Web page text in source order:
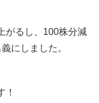
がるし、100株分減
にしました。
！